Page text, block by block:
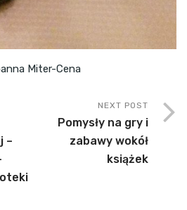
Miter-Cena
–
NEXT POST
Pomysły na gry i
zabawy wokół
książek